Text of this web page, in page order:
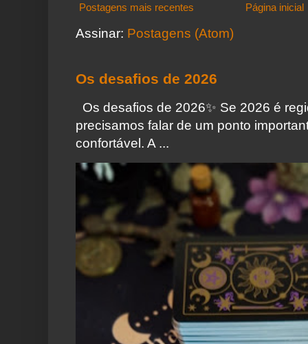
Postagens mais recentes Página inicial
Assinar: Postagens (Atom)
Os desafios de 2026
Os desafios de 2026✨️ Se 2026 é
precisamos falar de um ponto
confortável. A ...